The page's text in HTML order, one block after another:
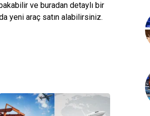
ve buradan detaylı bir
yeni araç satın alabilirsiniz.